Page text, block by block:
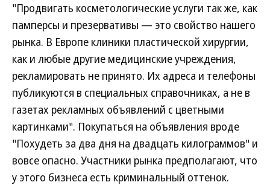
"Продвигать косметологические услуги так же, как
памперсы и презервативы — это свойство нашего
рынка. В Европе клиники пластической хирургии,
как и любые другие медицинские учреждения,
рекламировать не принято. Их адреса и телефоны
публикуются в специальных справочниках, а не в
газетах рекламных объявлений с цветными
картинками". Покупаться на объявления вроде
"Похудеть за два дня на двадцать килограммов" и
вовсе опасно. Участники рынка предполагают, что
у этого бизнеса есть криминальный оттенок.